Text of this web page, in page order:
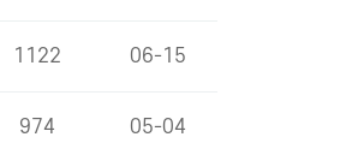
1122 06-15
974 05-04